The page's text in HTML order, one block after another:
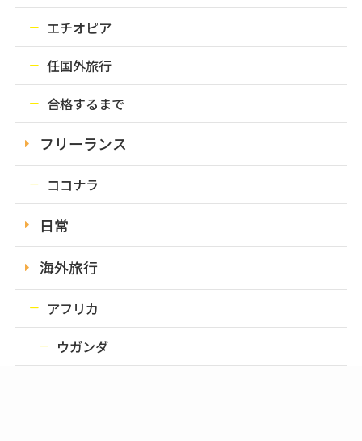
エチオピア
任国外旅行
合格するまで
フリーランス
ココナラ
日常
海外旅行
アフリカ
ウガンダ